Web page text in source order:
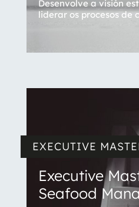
Desenvolve a visión
liderar os procesos de
EXECUTIVE
Executive
Seafood